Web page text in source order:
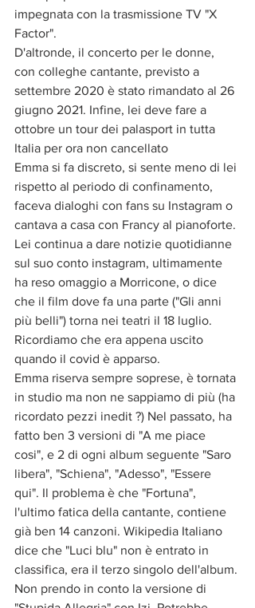
impegnata con la trasmissione TV "X
Factor".
D'altronde, il concerto per le donne,
con colleghe cantante, previsto a
settembre 2020 è stato rimandato al 26
giugno 2021. Infine, lei deve fare a
ottobre un tour dei palasport in tutta
Italia per ora non cancellato
Emma si fa discreto, si sente meno di lei
rispetto al periodo di confinamento,
faceva dialoghi con fans su Instagram o
cantava a casa con Francy al pianoforte.
Lei continua a dare notizie quotidianne
sul suo conto instagram, ultimamente
ha reso omaggio a Morricone, o dice
che il film dove fa una parte ("Gli anni
più belli") torna nei teatri il 18 luglio.
Ricordiamo che era appena uscito
quando il covid è apparso.
Emma riserva sempre soprese, è tornata
in studio ma non ne sappiamo di più (ha
ricordato pezzi inedit ?) Nel passato, ha
fatto ben 3 versioni di "A me piace
cosi", e 2 di ogni album seguente "Saro
libera", "Schiena", "Adesso", "Essere
qui". Il problema è che "Fortuna",
l'ultimo fatica della cantante, contiene
già ben 14 canzoni. Wikipedia Italiano
dice che "Luci blu" non è entrato in
classifica, era il terzo singolo dell'album.
Non prendo in conto la versione di